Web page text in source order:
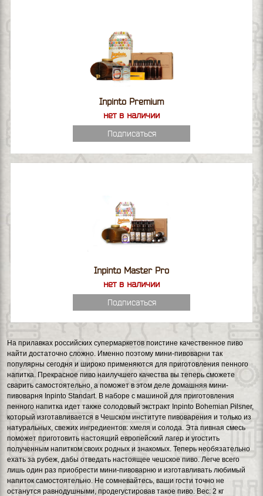
Inpinto Premium
нет в наличии
Подписаться
Inpinto Master Pro
нет в наличии
Подписаться
На прилавках российских супермаркетов поистине качественное пиво
найти достаточно сложно. Именно поэтому мини-пивоварни так
популярны сегодня и широко применяются для приготовления пенного
напитка. Прекрасное пиво наилучшего качества вы теперь сможете
сварить самостоятельно, а поможет в этом деле домашняя мини-
пивоварня Inpinto Standart. В наборе с машиной для приготовления
пенного напитка идет также солодовый экстракт Inpinto Bohemian Pilsner,
который изготавливается в Чешском институте пивоварения и только из
натуральных, свежих ингредиентов: хмеля и солода. Эта пивная смесь
поможет приготовить настоящий европейский лагер и угостить
полученным напитком своих родных и знакомых. Теперь необязательно
ехать за рубеж, дабы отведать настоящее чешское пиво. Легче всего
лишь один раз приобрести мини-пивоварню и изготавливать любимый
напиток самостоятельно. Не сомневайтесь, ваши гости точно не
останутся равнодушными, продегустировав такое пиво. Вес: 2 кг